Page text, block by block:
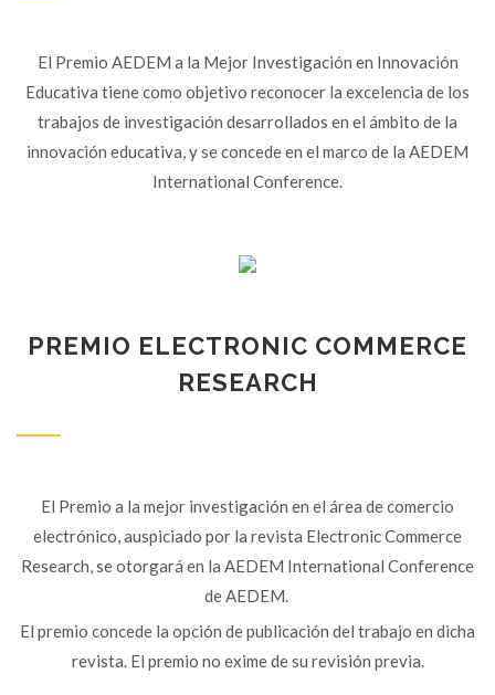
El Premio AEDEM a la Mejor Investigación en Innovación
Educativa tiene como objetivo reconocer la excelencia de los
trabajos de investigación desarrollados en el ámbito de la
innovación educativa, y se concede en el marco de la AEDEM
International Conference.
PREMIO ELECTRONIC COMMERCE
RESEARCH
El Premio a la mejor investigación en el área de comercio
electrónico, auspiciado por la revista Electronic Commerce
Research, se otorgará en la AEDEM International Conference
de AEDEM.
El premio concede la opción de publicación del trabajo en dicha
revista. El premio no exime de su revisión previa.